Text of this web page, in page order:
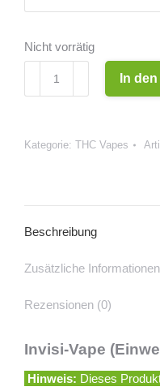
Nicht vorrätig
In
Kategorie: THC Vapes
Beschreibung
Zusätzliche Informationen
Rezensionen (0)
Invisi-Vape
Hinweis: Dieses